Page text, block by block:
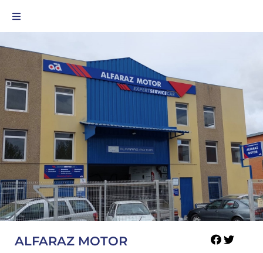
ALFARAZ MOTOR